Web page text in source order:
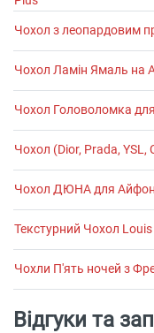
Чохол з леопардовим
Чохол Ламін Ямаль на
Чохол Головоломка
Чохол (Dior, Prada, YSL,
Чохол ДЮНА для
Текстурний Чохол
Чохли П'ять ночей з
Відгуки та